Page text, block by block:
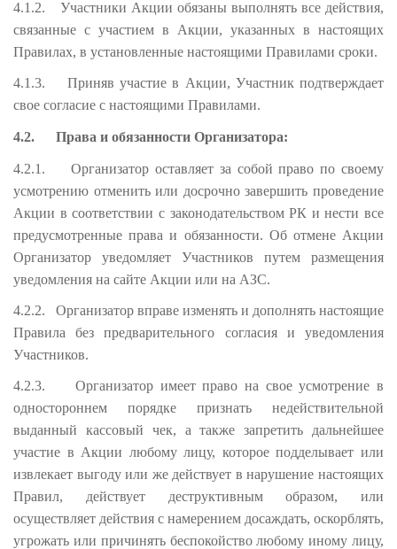
4.1.2.
Участники Акции обязаны выполнять все действия,
связанные с участием в Акции, указанных в настоящих
Правилах, в установленные настоящими Правилами сроки.
4.1.3.
Приняв участие в Акции, Участник подтверждает
свое согласие с настоящими Правилами.
4.2. Права и обязанности Организатора:
4.2.1.
Организатор оставляет за собой право по своему
усмотрению отменить или досрочно завершить проведение
Акции в соответствии с законодательством РК и нести все
предусмотренные права и обязанности. Об отмене Акции
Организатор уведомляет Участников путем размещения
уведомления на сайте Акции или на АЗС.
4.2.2.
Организатор вправе изменять и дополнять настоящие
Правила без предварительного согласия и уведомления
Участников.
4.2.3.
Организатор имеет право на свое усмотрение в
одностороннем порядке признать недействительной
выданный кассовый чек, а также запретить дальнейшее
участие в Акции любому лицу, которое подделывает или
извлекает выгоду или же действует в нарушение настоящих
Правил, действует деструктивным образом, или
осуществляет действия с намерением досаждать, оскорблять,
угрожать или причинять беспокойство любому иному лицу,